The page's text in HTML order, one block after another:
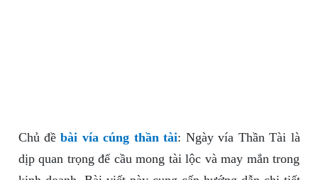
Chủ đềbài vía cúng thần tài: Ngày vía Thần Tài là
dịp quan trọng để cầu mong tài lộc và may mắn trong